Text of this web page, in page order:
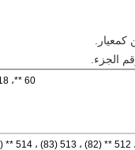
الجزء.
60 **، 618 ** (1008)، 619 ** (1009)، 62 **، 63 **، 64 **،